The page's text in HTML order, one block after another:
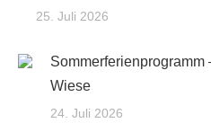
25. Juli 2026
Sommerferienprogramm
Wiese
24. Juli 2026